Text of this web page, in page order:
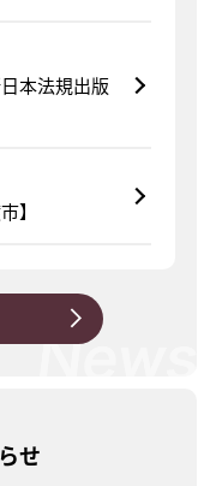
本法規出版
】
せ